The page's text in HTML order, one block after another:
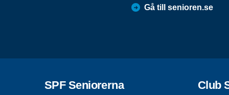
Gå till senioren.se
SPF Seniorerna Club